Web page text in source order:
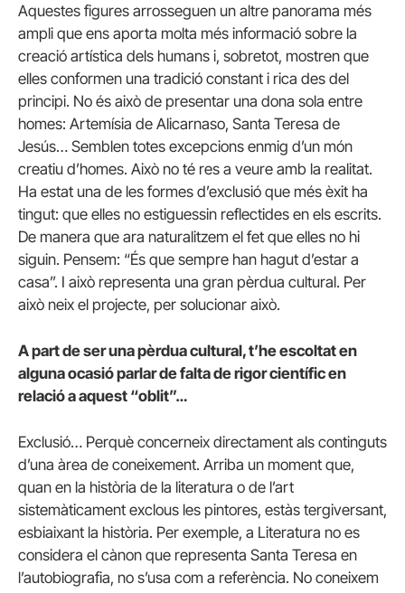
Aquestes figures arrosseguen un altre panorama més
ampli que ens aporta molta més informació sobre la
creació artística dels humans i, sobretot, mostren que
elles conformen una tradició constant i rica des del
principi. No és això de presentar una dona sola entre
homes: Artemísia de Alicarnaso, Santa Teresa de
Jesús… Semblen totes excepcions enmig d’un món
creatiu d’homes. Això no té res a veure amb la realitat.
Ha estat una de les formes d’exclusió que més èxit ha
tingut: que elles no estiguessin reflectides en els escrits.
De manera que ara naturalitzem el fet que elles no hi
siguin. Pensem: “És que sempre han hagut d’estar a
casa”. I això representa una gran pèrdua cultural. Per
això neix el projecte, per solucionar això.
A part de ser una pèrdua cultural, t’he escoltat en
alguna ocasió parlar de falta de rigor científic en
relació a aquest “oblit”…
Exclusió… Perquè concerneix directament als continguts
d’una àrea de coneixement. Arriba un moment que,
quan en la història de la literatura o de l’art
sistemàticament exclous les pintores, estàs tergiversant,
esbiaixant la història. Per exemple, a Literatura no es
considera el cànon que representa Santa Teresa en
l’autobiografia, no s’usa com a referència. No coneixem